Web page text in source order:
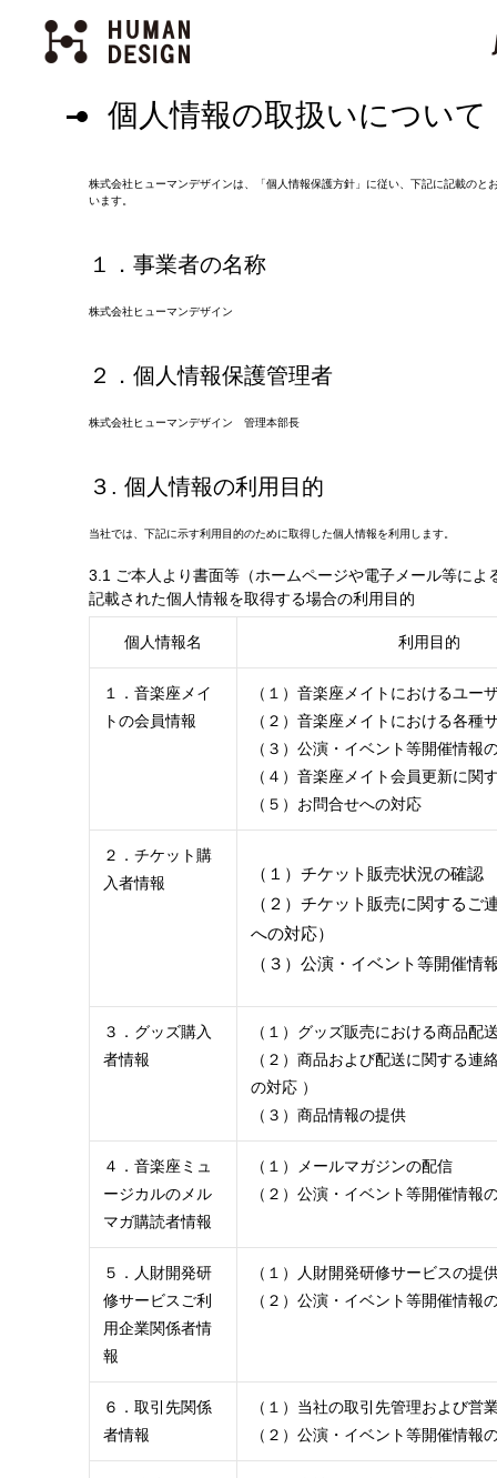
個人情報の取扱いについて
株式会社ヒューマンデザインは、「個人情報保護方針」に従い、下記に記載のと
います。
１．事業者の名称
株式会社ヒューマンデザイン
２．個人情報保護管理者
株式会社ヒューマンデザイン 管理本部長
３. 個人情報の利用目的
当社では、下記に示す利用目的のために取得した個人情報を利用します。
3.1 ご本人より書面等（ホームページや電子メール等によ
記載された個人情報を取得する場合の利用目的
個人情報名 利用目的
１．音楽座メイ
トの会員情報
（１）音楽座メイトにおけるユー
（２）音楽座メイトにおける各種
（３）公演・イベント等開催情報
（４）音楽座メイト会員更新に関
（５）お問合せへの対応
２．チケット購
入者情報
（１）チケット販売状況の確認
（２）チケット販売に関するご
への対応）
（３）公演・イベント等開催情
３．グッズ購入
者情報
（１）グッズ販売における商品配
（２）商品および配送に関する連
の対応 ）
（３）商品情報の提供
４．音楽座ミュ
ージカルのメル
マガ購読者情報
（１）メールマガジンの配信
（２）公演・イベント等開催情報
５．人財開発研
修サービスご利
用企業関係者情
報
（１）人財開発研修サービスの提
（２）公演・イベント等開催情報
６．取引先関係
者情報
（１）当社の取引先管理および営
（２）公演・イベント等開催情報